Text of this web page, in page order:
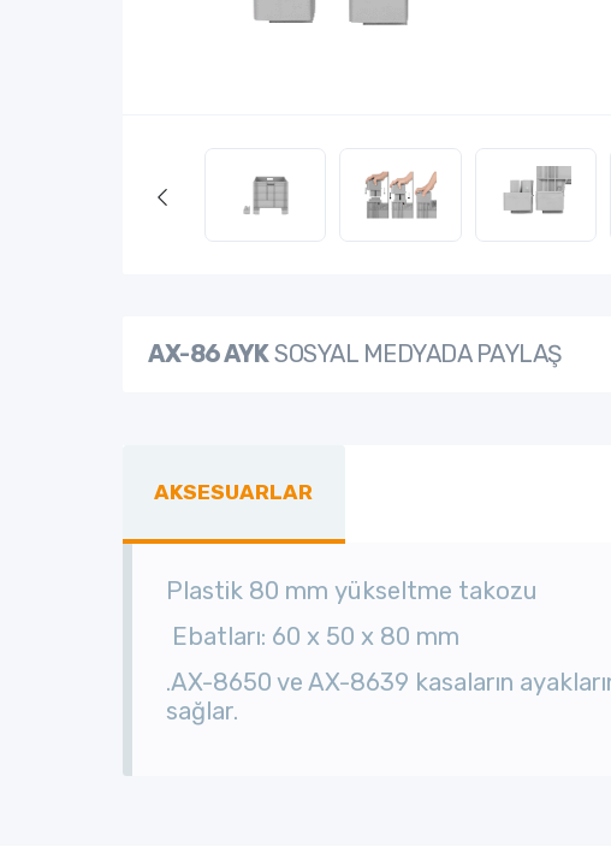
AX-86 AYKSOSYAL MEDYADA PAYLAŞ
AKSESUARLAR
Plastik 80 mm yükseltme takozu
Ebatları: 60 x 50 x 80 mm
.AX-8650 ve AX-8639 kasaların
sağlar.